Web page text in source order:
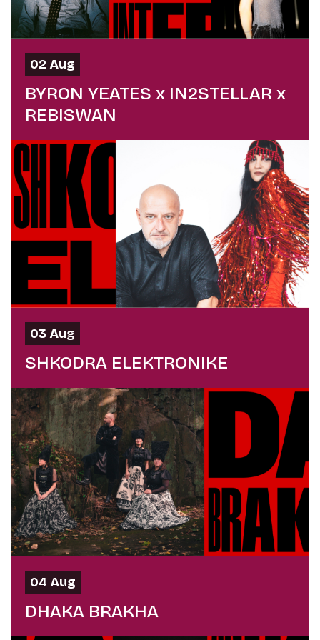
02 Aug
BYRON YEATES x IN2STELLAR x
REBISWAN
03 Aug
SHKODRA ELEKTRONIKE
04 Aug
DHAKA BRAKHA